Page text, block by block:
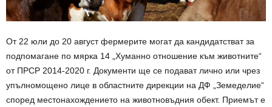
От 22 юли до 20 август фермерите могат да кандидатстват за
подпомагане по мярка 14 „Хуманно отношение към животните“
от ПРСР 2014-2020 г. Документи ще се подават лично или чрез
упълномощено лице в областните дирекции на ДФ „Земеделие“
според местонахождението на животновъдния обект. Приемът е